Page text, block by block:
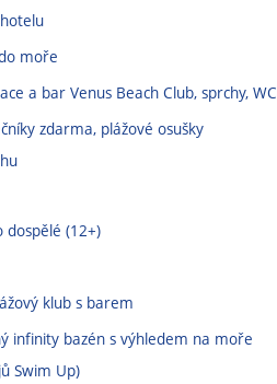
moře
a bar Venus Beach Club, sprchy, WC
zdarma, plážové osušky
dospělé (12+)
klub s barem
infinity bazén s výhledem na moře
Swim Up)